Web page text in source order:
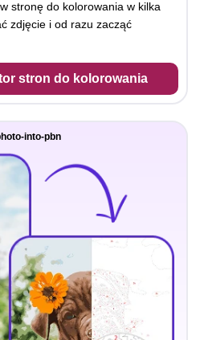
stronę do kolorowania w kilka
zdjęcie i od razu zacząć
stron do kolorowania
into-pbn